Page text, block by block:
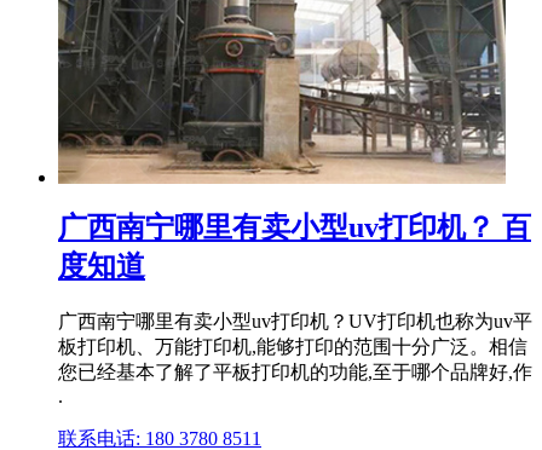
广西南宁哪里有卖小型uv打印机？ 百
度知道
广西南宁哪里有卖小型uv打印机？UV打印机也称为uv平
板打印机、万能打印机,能够打印的范围十分广泛。相信
您已经基本了解了平板打印机的功能,至于哪个品牌好,作
.
联系电话: 180 3780 8511